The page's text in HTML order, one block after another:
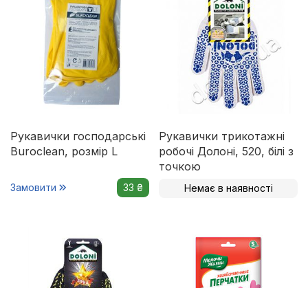
Рукавички господарські
Buroclean, розмір L
Замовити 33 ₴
Рукавички трикотажні
робочі Долоні, 520, білі з
точкою
Немає в наявності